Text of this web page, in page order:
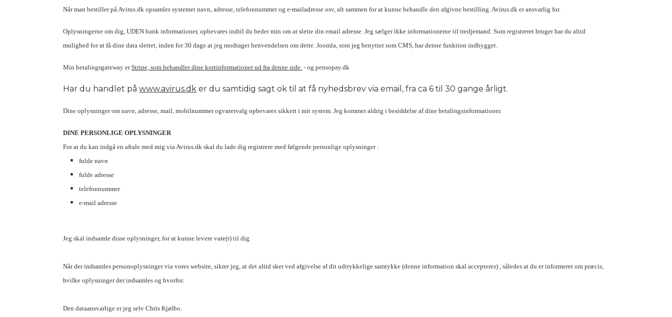
Når man bestiller på Avirus.dk opsamles systemet navn, adresse, telefonnummer og e-mailadresse osv, alt sammen for at kunne behandle den afgivne bestilling. Avirus.dk er ansvarlig for.
Oplysningerne om dig, UDEN bank informationer, opbevares indtil du beder min om at slette din email adresse. Jeg sælger ikke informationerne til tredjemand. Som registreret bruger har du altid
mulighed for at få dine data slettet, inden for 30 dage at jeg modtager henvendelsen om dette. Joomla, som jeg benytter som CMS, har denne funktion indbygget.
Min betalingsgateway erStripe, som behandler dine kortinformationer ud fra denne side. - og pensopay.dk
Har du handlet på www.avirus.dk er du samtidig sagt ok til at få nyhedsbrev via email, fra ca 6 til 30 gange årligt.
Dine oplysninger om navn, adresse, mail, mobilnummer ogvarervalg opbevares sikkert i mit system. Jeg kommer aldrig i besiddelse af dine betalingsinformationer.
DINE PERSONLIGE OPLYSNINGER
For at du kan indgå en aftale med mig via Avirus.dk skal du lade dig registrere med følgende personlige oplysninger :
fulde navn
fulde adresse
telefonnummer
e-mail adresse
Jeg skal indsamle disse oplysninger, for at kunne levere vare(r) til dig.
Når der indsamles personoplysninger via vores website, sikrer jeg, at det altid sker ved afgivelse af dit udtrykkelige samtykke (denne information skal accepteres) , således at du er informeret om præcis,
hvilke oplysninger der indsamles og hvorfor.
Den dataansvarlige er jeg selv Chris Kjølbo.